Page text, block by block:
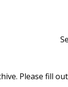
Please fill